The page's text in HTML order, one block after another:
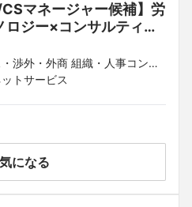
CSマネージャー候補】労
ジー×コンサルティン
企業の採用構造を変革
集
渉外・外商 組織・人事コンサ
トサービス
気になる